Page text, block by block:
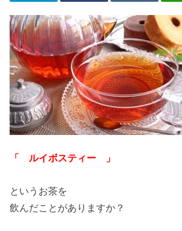
「 ルイボスティー 」
というお茶を
飲んだことがありますか？